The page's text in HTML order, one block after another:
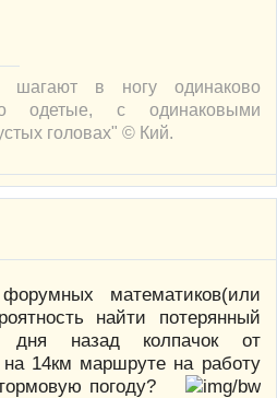
шагают в ногу одинаково
одетые, с одинаковыми
головах" © Кий.
математиков(или
найти потерянный
дня назад колпачок от
на 14км маршруте на работу
погоду?